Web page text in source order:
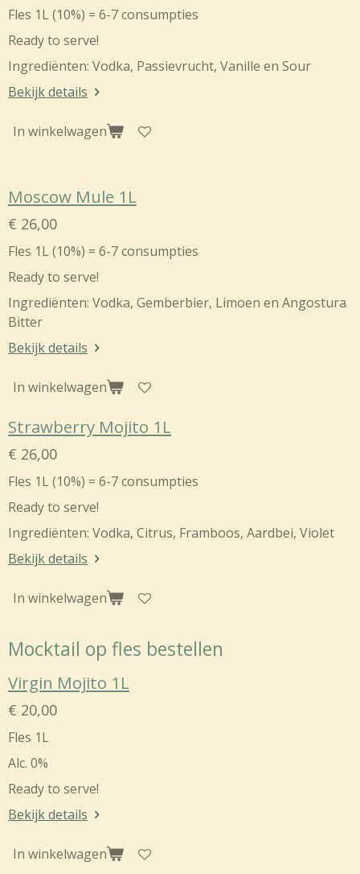
Fles 1L (10%) = 6-7 consumpties
Ready to serve!
Ingrediënten: Vodka, Passievrucht, Vanille en Sour
Bekijk details
In winkelwagen
Moscow Mule 1L
€ 26,00
Fles 1L (10%) = 6-7 consumpties
Ready to serve!
Ingrediënten: Vodka, Gemberbier, Limoen en Angostura
Bitter
Bekijk details
In winkelwagen
Strawberry Mojito 1L
€ 26,00
Fles 1L (10%) = 6-7 consumpties
Ready to serve!
Ingrediënten: Vodka, Citrus, Framboos, Aardbei, Violet
Bekijk details
In winkelwagen
Mocktail op fles bestellen
Virgin Mojito 1L
€ 20,00
Fles 1L
Alc. 0%
Ready to serve!
Bekijk details
In winkelwagen